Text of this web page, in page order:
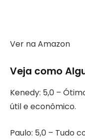
Ver na Amazon
Veja como
Kenedy: 5,0 –
útil e econômico.
Paulo: 5,0 – Tudo